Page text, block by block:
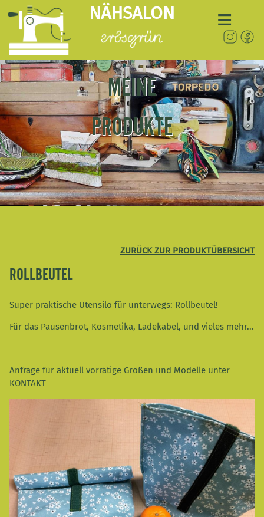
Workshops Upcycling Produkte
Termine Blog Kontakt
NÄHSALON ≡
MEINE
PRODUKTE
ZURÜCK ZUR PRODUKTÜBERSICHT
ROLLBEUTEL
Super praktische Utensilo für unterwegs: Rollbeutel!
Für das Pausenbrot, Kosmetika, Ladekabel, und vieles mehr...
Anfrage für aktuell vorrätige Größen und Modelle unter
KONTAKT